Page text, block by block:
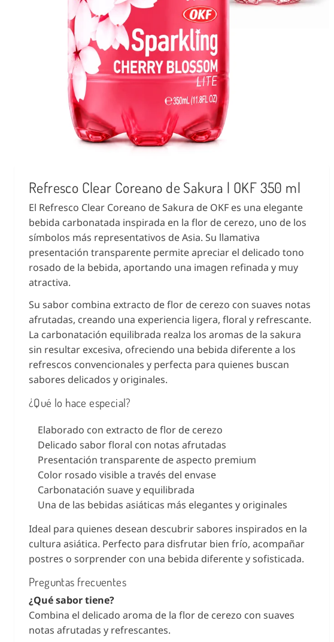
Refresco Clear Coreano de Sakura | OKF 350 ml
El Refresco Clear Coreano de Sakura de OKF es una elegante
bebida carbonatada inspirada en la flor de cerezo, uno de los
símbolos más representativos de Asia. Su llamativa
presentación transparente permite apreciar el delicado tono
rosado de la bebida, aportando una imagen refinada y muy
atractiva.
Su sabor combina extracto de flor de cerezo con suaves notas
afrutadas, creando una experiencia ligera, floral y refrescante.
La carbonatación equilibrada realza los aromas de la sakura
sin resultar excesiva, ofreciendo una bebida diferente a los
refrescos convencionales y perfecta para quienes buscan
sabores delicados y originales.
¿Qué lo hace especial?
Elaborado con extracto de flor de cerezo
Delicado sabor floral con notas afrutadas
Presentación transparente de aspecto premium
Color rosado visible a través del envase
Carbonatación suave y equilibrada
Una de las bebidas asiáticas más elegantes y originales
Ideal para quienes desean descubrir sabores inspirados en la
cultura asiática. Perfecto para disfrutar bien frío, acompañar
postres o sorprender con una bebida diferente y sofisticada.
Preguntas frecuentes
¿Qué sabor tiene?
Combina el delicado aroma de la flor de cerezo con suaves
notas afrutadas y refrescantes.